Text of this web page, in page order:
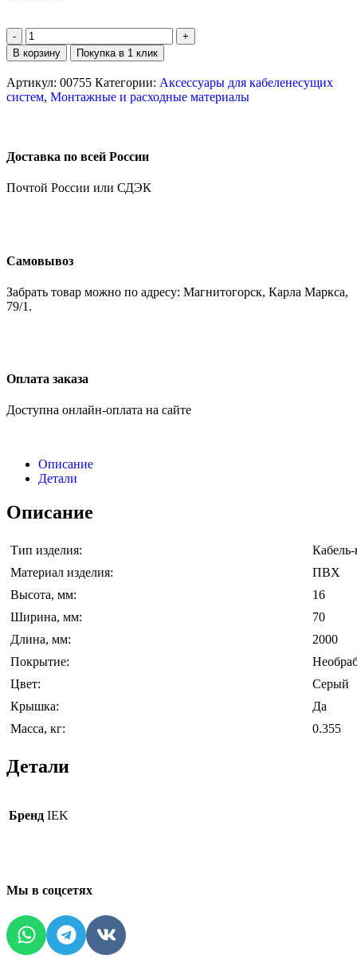
В корзину Покупка в 1 клик
Артикул: 00755 Категории: Аксессуары для кабеленесущих
систем, Монтажные и расходные материалы
Доставка по всей России
Почтой России или СДЭК
Самовывоз
Забрать товар можно по адресу: Магнитогорск, Карла Маркса,
79/1.
Оплата заказа
Доступна онлайн-оплата на сайте
Описание
Детали
Описание
Тип изделия:
Кабель-
Материал изделия:
ПВХ
Высота, мм:
16
Ширина, мм:
70
Длина, мм:
2000
Покрытие:
Цвет:
Серый
Крышка:
Да
Масса, кг:
0.355
Детали
Бренд IEK
Мы в соцсетях